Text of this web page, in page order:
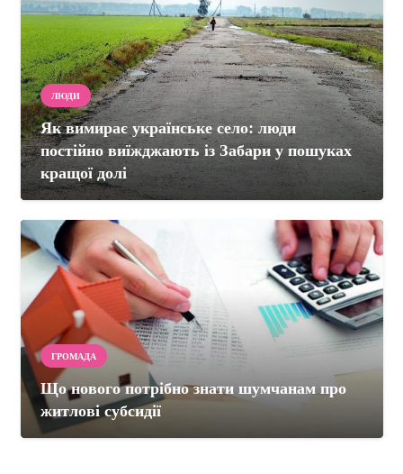
ЛЮДИ
Як вимирає українське село: люди
постійно виїжджають із Забари у пошуках
кращої долі
ГРОМАДА
Що нового потрібно знати шумчанам про
житлові субсидії